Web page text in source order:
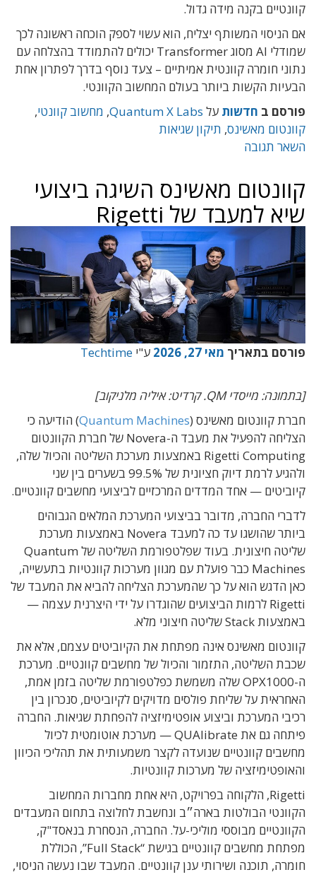
קוונטיים בקנה מידה גדול.
אם הניסוי המשותף יצליח, הוא עשוי לספק הוכחה ראשונה לכך
שמודלי AI מסוג Transformer יכולים להתמודד בהצלחה עם
נתוני חומרה קוונטית אמיתיים – צעד נוסף בדרך לפתרון אחת
הבעיות הקשות ביותר בעולם המחשוב הקוונטי.
פורסם ב חדשות על Quantum X Labs
, מחשוב קוונטי,
קוונטום מאשינס, תיקון שגיאות
השאר תגובה
קוונטום מאשינס השיגה ביצועי
שיא למעבד של Rigetti
פורסם בתאריך מאי 27, 2026 ע"י Techtime
[בתמונה: מייסדי QM. קרדיט: איליה מלניקוב]
חברת קוונטום מאשינס (Quantum Machines) הודיעה כי
הצליחה להפעיל את מעבד ה-Novera של חברת הקוונטום
Rigetti Computing באמצעות מערכת השליטה והכיול שלה,
ולהגיע לרמת דיוק חציונית של 99.5% בשערים בין שני
קיוביטים — אחד המדדים המרכזיים לביצועי מחשבים קוונטיים.
לדברי החברה, מדובר בביצועי המערכת המלאים הגבוהים
ביותר שהושגו עד כה למעבד Novera באמצעות מערכת
שליטה חיצונית. בעוד שפלטפורמת השליטה של Quantum
Machines כבר פועלת עם מגוון מערכות קוונטיות בתעשייה,
כאן הדגש הוא על כך שהמערכת הצליחה להביא את המעבד של
Rigetti לרמות הביצועים שהוגדרו על ידי היצרנית עצמה —
באמצעות Stack שליטה חיצוני מלא.
קוונטום מאשינס אינה מפתחת את הקיוביטים עצמם, אלא את
שכבת השליטה, התזמור והכיול של מחשבים קוונטיים. מערכת
ה-OPX1000 שלה משמשת כפלטפורמת שליטה בזמן אמת,
האחראית על שליחת פולסים מדויקים לקיוביטים, סנכרון בין
רכיבי המערכת וביצוע אופטימיזציה להפחתת שגיאות. החברה
פיתחה גם את QUAlibrate — מערכת אוטומטית לכיול
מחשבים קוונטיים שנועדה לקצר משמעותית את תהליכי הכיוון
והאופטימיזציה של מערכות קוונטיות.
Rigetti, הלקוחה בפרויקט, היא אחת מחברות המחשוב
הקוונטי הבולטות בארה״ב ונחשבת לחלוצה בתחום המעבדים
הקוונטיים מבוססי מוליכי-על. החברה, הנסחרת בנאסד"ק,
מפתחת מחשבים קוונטיים בגישת “Full Stack”, הכוללת
חומרה, תוכנה ושירותי ענן קוונטיים. המעבד שבו נעשה הניסוי,